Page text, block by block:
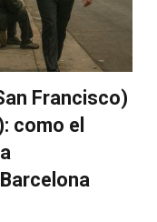
Francisco)
como el